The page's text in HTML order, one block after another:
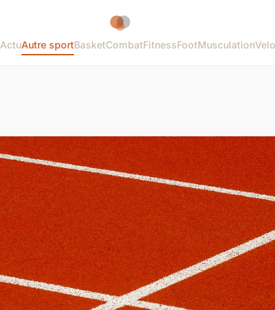
ActuAutre sportBasketCombatFitnessFootMusculationVelo